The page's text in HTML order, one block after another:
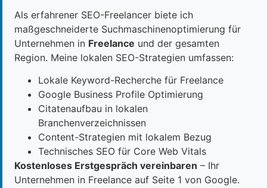
Als erfahrener SEO-Freelancer biete ich
maßgeschneiderte Suchmaschinenoptimierung für
Unternehmen in Freelance und der gesamten
Region. Meine lokalen SEO-Strategien umfassen:
Lokale Keyword-Recherche für Freelance
Google Business Profile Optimierung
Citatenaufbau in lokalen
Branchenverzeichnissen
Content-Strategien mit lokalem Bezug
Technisches SEO für Core Web Vitals
Kostenloses Erstgespräch vereinbaren – Ihr
Unternehmen in Freelance auf Seite 1 von Google.